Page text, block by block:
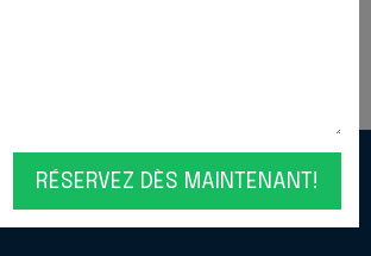
RÉSERVEZ DÈS MAINTENANT!